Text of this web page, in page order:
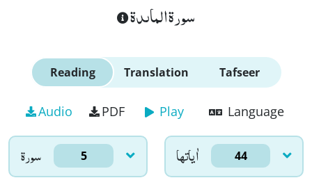
سورة الماىدة
Reading Translation Tafseer
Audio PDF Play Language
سورۃ 5 اٰياتها 44